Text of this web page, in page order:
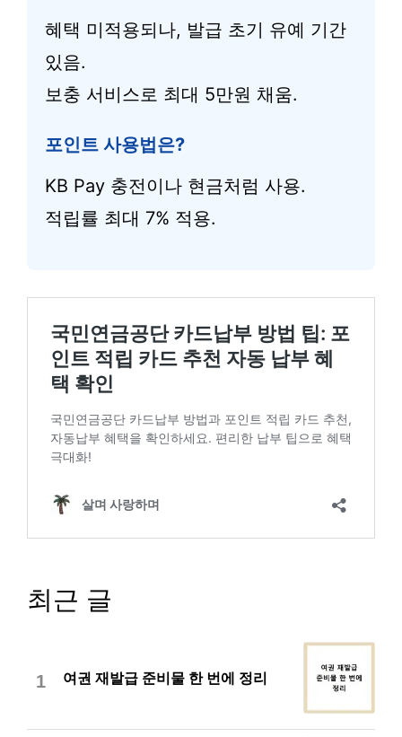
혜택 미적용되나, 발급 초기 유예 기간
있음.
보충 서비스로 최대 5만원 채움.
포인트 사용법은?
KB Pay 충전이나 현금처럼 사용.
적립률 최대 7% 적용.
최근 글
1 여권 재발급 준비물 한 번에 정리